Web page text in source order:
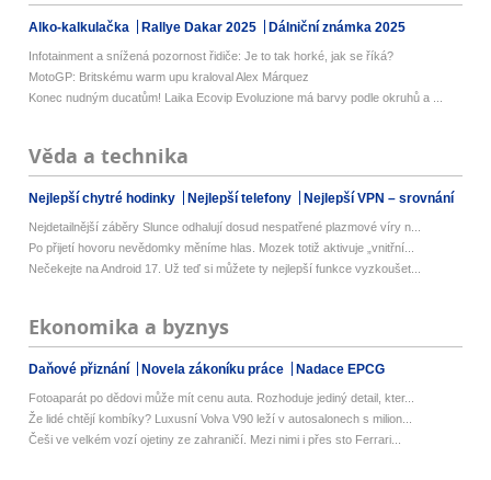
Alko-kalkulačka Rallye Dakar 2025 Dálniční známka 2025
Infotainment a snížená pozornost řidiče: Je to tak horké, jak se říká?
MotoGP: Britskému warm upu kraloval Alex Márquez
Konec nudným ducatům! Laika Ecovip Evoluzione má barvy podle okruhů a ...
Věda a technika
Nejlepší chytré hodinky Nejlepší telefony Nejlepší VPN – srovnání
Nejdetailnější záběry Slunce odhalují dosud nespatřené plazmové víry n...
Po přijetí hovoru nevědomky měníme hlas. Mozek totiž aktivuje „vnitřní...
Nečekejte na Android 17. Už teď si můžete ty nejlepší funkce vyzkoušet...
Ekonomika a byznys
Daňové přiznání Novela zákoníku práce Nadace EPCG
Fotoaparát po dědovi může mít cenu auta. Rozhoduje jediný detail, kter...
Že lidé chtějí kombíky? Luxusní Volva V90 leží v autosalonech s milion...
Češi ve velkém vozí ojetiny ze zahraničí. Mezi nimi i přes sto Ferrari...